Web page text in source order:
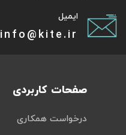
ایمیل
info@kite.ir
صفحات کاربردی
درخواست همکاری